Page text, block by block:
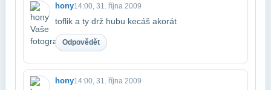
hony14:00, 31. října 2009
toflik a ty drž hubu kecáš akorát
Odpovědět
hony14:00, 31. října 2009